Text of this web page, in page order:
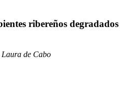
ribereños
de Cabo